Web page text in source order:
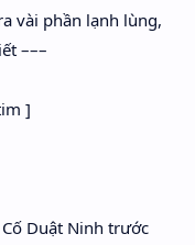
vài phần lạnh lùng,
–––
]
Duật Ninh trước